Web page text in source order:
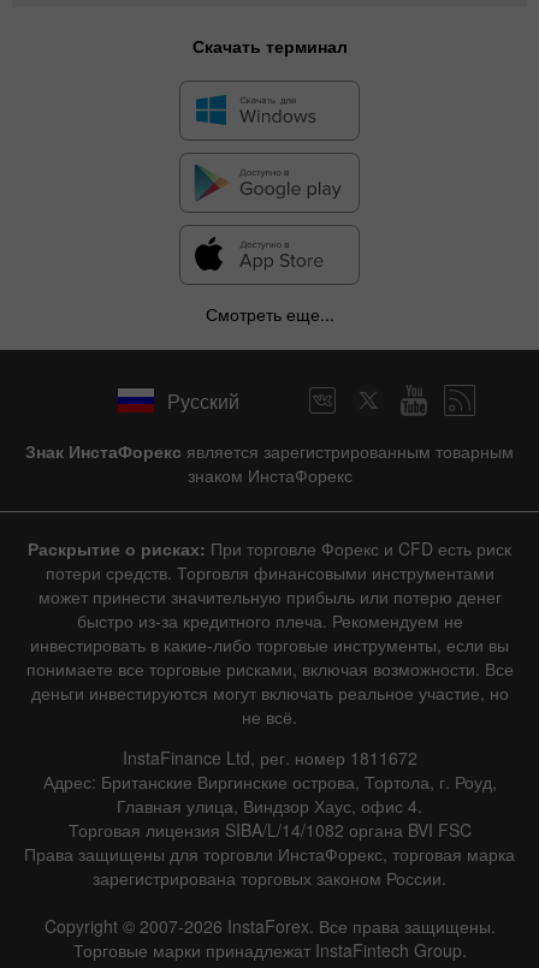
7 августа 2025 - 7 августа 2026
Фактическое Прогноз Предыдущее| Линия Бар
Данные не найдены
Подробно о событии
История
Дата Фактическое Прогноз Предыдущее
Скачать терминал
Смотреть еще...
Русский
Знак ИнстаФорекс является зарегистрированным товарным
знаком ИнстаФорекс
Раскрытие о рисках: При торговле Форекс и CFD есть риск
потери средств. Торговля финансовыми инструментами
может принести значительную прибыль или потерю денег
быстро из-за кредитного плеча. Рекомендуем не
инвестировать в какие-либо торговые инструменты, если вы
понимаете все торговые рисками, включая возможности. Все
деньги инвестируются могут включать реальное участие, но
не всё.
InstaFinance Ltd, рег. номер 1811672
Адрес: Британские Виргинские острова, Тортола, г. Роуд,
Главная улица, Виндзор Хаус, офис 4.
Торговая лицензия SIBA/L/14/1082 органа BVI FSC
Права защищены для торговли ИнстаФорекс, торговая марка
зарегистрирована торговых законом России.
Copyright © 2007-2026 InstaForex. Все права защищены.
Торговые марки принадлежат InstaFintech Group.